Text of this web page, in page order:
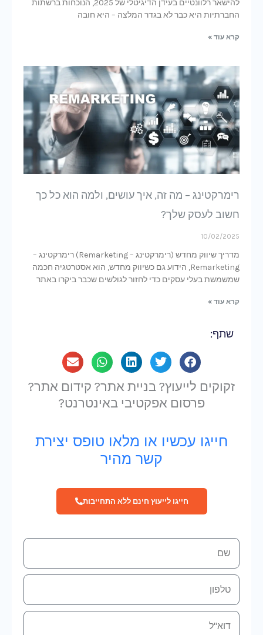
להישאר רלוונטיים בעידן הדיגיטלי של 2025, הנוכחות ברשתות
החברתיות היא כבר לא בגדר המלצה – היא חובה
קרא עוד »
רימרקטינג – מה זה, איך עושים, ולמה הוא כל כך
חשוב לעסק שלך?
10/02/2025
מדריך שיווק מחדש (רימרקטינג – Remarketing) רימרקטינג –
Remarketing, הידוע גם כשיווק מחדש, הוא אסטרטגיה חכמה
שמשמשת בעלי עסקים כדי לחזור לגולשים שכבר ביקרו באתר
קרא עוד »
שתף:
זקוקים לייעוץ? בניית אתר? קידום אתר?
פרסום אפקטיבי באינטרנט?
חייגו עכשיו או מלאו טופס יצירת
קשר מהיר
חייגו לייעוץ חינם ללא התחייבות